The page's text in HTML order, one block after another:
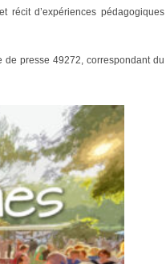
d’expériences pédagogiques
de presse 49272, correspondant du